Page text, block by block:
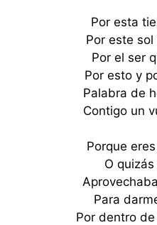
Por esta
Por este
Por el ser
Por esto y
Palabra de
Contigo un
Porque
O
Para
Por dentro